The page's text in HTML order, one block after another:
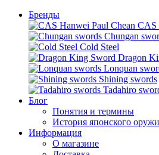
Бренды
CAS
Chungan
Cold Steel
Dragon
Lonquan
Shining swords
Tadahiro
Блог
Понятия и термины
История японского
Информация
О магазине